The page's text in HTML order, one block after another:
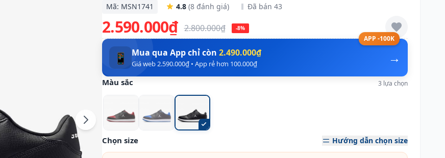
Mã: MSN1741 4.8 (8 đánh giá) Đã bán 43
2.590.000₫ 2.800.000₫ -8%
APP -100K
→
📱 Mua qua App chỉ còn 2.490.000₫
Giá web 2.590.000₫ • App rẻ hơn 100.000₫
Màu sắc 3 lựa chọn
Chọn size Hướng dẫn chọn size